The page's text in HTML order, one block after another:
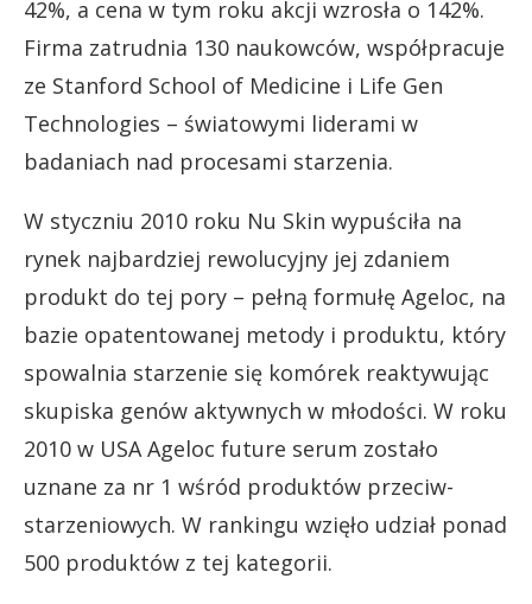
42%, a cena w tym roku akcji wzrosła o 142%.
Firma zatrudnia 130 naukowców, współpracuje
ze Stanford School of Medicine i Life Gen
Technologies – światowymi liderami w
badaniach nad procesami starzenia.
W styczniu 2010 roku Nu Skin wypuściła na
rynek najbardziej rewolucyjny jej zdaniem
produkt do tej pory – pełną formułę Ageloc, na
bazie opatentowanej metody i produktu, który
spowalnia starzenie się komórek reaktywując
skupiska genów aktywnych w młodości. W roku
2010 w USA Ageloc future serum zostało
uznane za nr 1 wśród produktów przeciw-
starzeniowych. W rankingu wzięło udział ponad
500 produktów z tej kategorii.